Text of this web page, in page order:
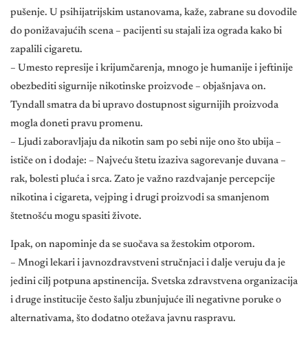
pušenje. U psihijatrijskim ustanovama, kaže, zabrane su dovodile
do ponižavajućih scena – pacijenti su stajali iza ograda kako bi
zapalili cigaretu.
– Umesto represije i krijumčarenja, mnogo je humanije i jeftinije
obezbediti sigurnije nikotinske proizvode – objašnjava on.
Tyndall smatra da bi upravo dostupnost sigurnijih proizvoda
mogla doneti pravu promenu.
– Ljudi zaboravljaju da nikotin sam po sebi nije ono što ubija –
ističe on i dodaje: – Najveću štetu izaziva sagorevanje duvana –
rak, bolesti pluća i srca. Zato je važno razdvajanje percepcije
nikotina i cigareta, vejping i drugi proizvodi sa smanjenom
štetnošću mogu spasiti živote.
Ipak, on napominje da se suočava sa žestokim otporom.
– Mnogi lekari i javnozdravstveni stručnjaci i dalje veruju da je
jedini cilj potpuna apstinencija. Svetska zdravstvena organizacija
i druge institucije često šalju zbunjujuće ili negativne poruke o
alternativama, što dodatno otežava javnu raspravu.